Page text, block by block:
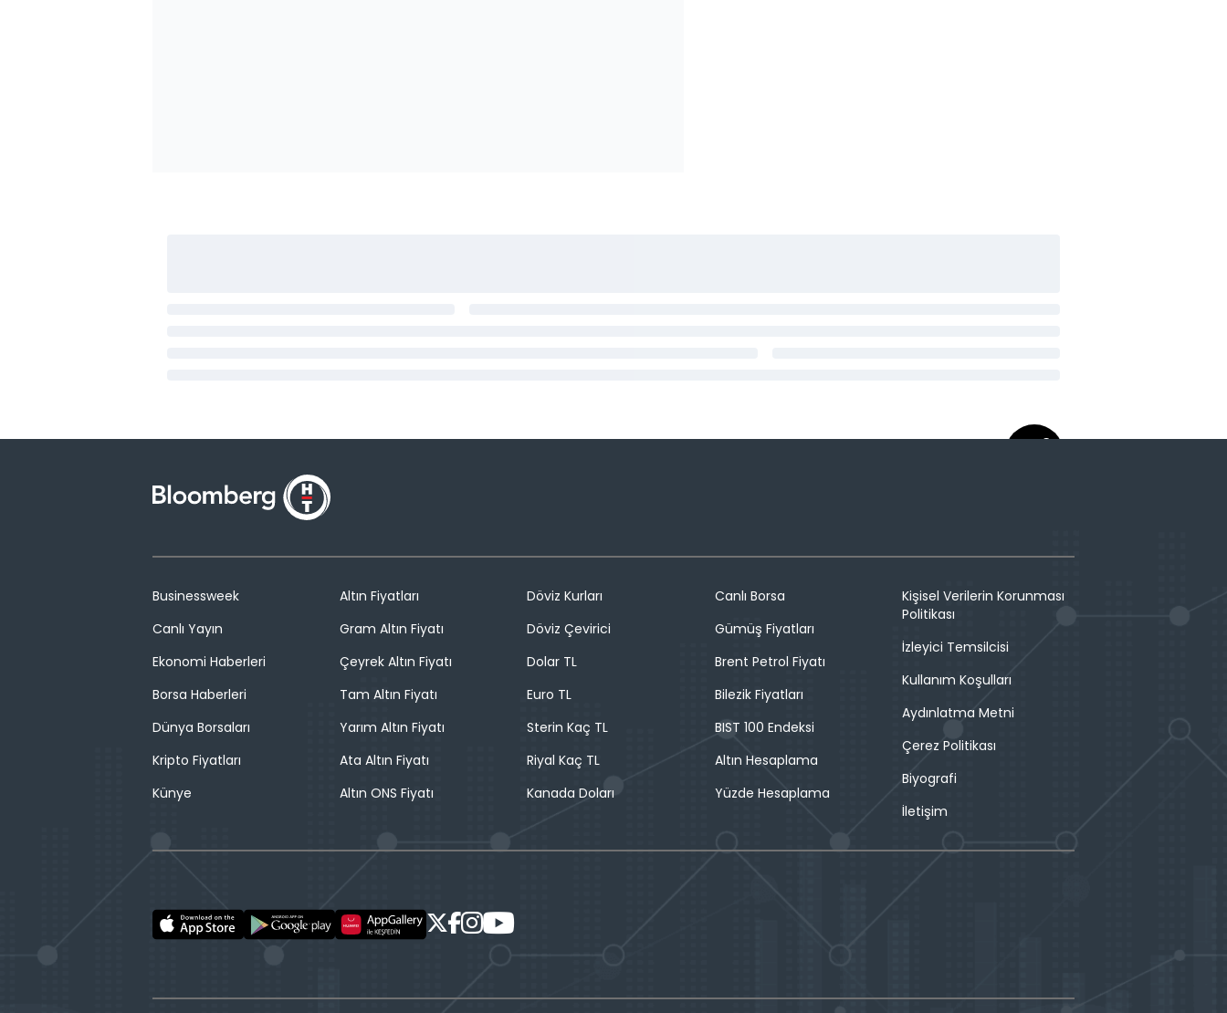
Businessweek
Canlı Yayın
Ekonomi Haberleri
Borsa Haberleri
Dünya Borsaları
Kripto Fiyatları
Künye
Altın Fiyatları
Gram Altın Fiyatı
Çeyrek Altın Fiyatı
Tam Altın Fiyatı
Yarım Altın Fiyatı
Ata Altın Fiyatı
Altın ONS Fiyatı
Döviz Kurları
Döviz Çevirici
Dolar TL
Euro TL
Sterin Kaç TL
Riyal Kaç TL
Kanada Doları
Canlı Borsa
Gümüş Fiyatları
Brent Petrol Fiyatı
Bilezik Fiyatları
BIST 100 Endeksi
Altın Hesaplama
Yüzde Hesaplama
Kişisel Verilerin Korunması
Politikası
İzleyici Temsilcisi
Kullanım Koşulları
Aydınlatma Metni
Çerez Politikası
Biyografi
İletişim